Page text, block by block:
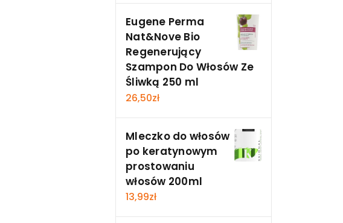
Eugene Perma
Nat&Nove Bio
Regenerujący
Szampon Do Włosów Ze
Śliwką 250 ml
26,50zł
Mleczko do włosów
po keratynowym
prostowaniu
włosów 200ml
13,99zł